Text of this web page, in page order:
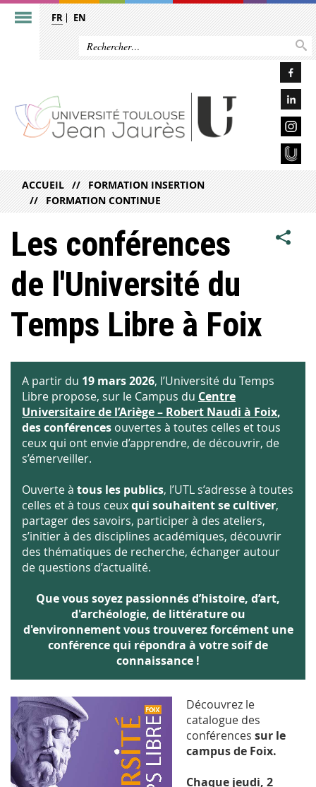
FR EN
ACCUEIL
FORMATION INSERTION
FORMATION CONTINUE
Les conférences
de l'Université du
Temps Libre à Foix
A partir du 19 mars 2026, l’Université du Temps
Libre propose, sur le Campus du Centre
Universitaire de l’Ariège – Robert Naudi à Foix,
des conférences ouvertes à toutes celles et tous
ceux qui ont envie d’apprendre, de découvrir, de
s’émerveiller.
Ouverte à tous les publics, l’UTL s’adresse à toutes
celles et à tous ceuxqui souhaitent se cultiver,
partager des savoirs, participer à des ateliers,
s’initier à des disciplines académiques, découvrir
des thématiques de recherche, échanger autour
de questions d’actualité.
Que vous soyez passionnés d’histoire, d’art,
d'archéologie, de littérature ou
d'environnement vous trouverez forcément une
conférence qui répondra à votre soif de
connaissance !
Découvrez le
catalogue des
conférences sur le
campus de Foix.
Chaque jeudi, 2